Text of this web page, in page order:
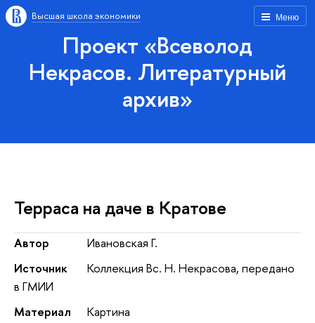
Меню
Высшая школа экономики
Проект «Всеволод
Некрасов. Литературный
архив»
Терраса на даче в Кратове
Автор
Ивановская Г.
Источник
Коллекция Вс. Н. Некрасова, передано
в ГМИИ
Материал
Картина